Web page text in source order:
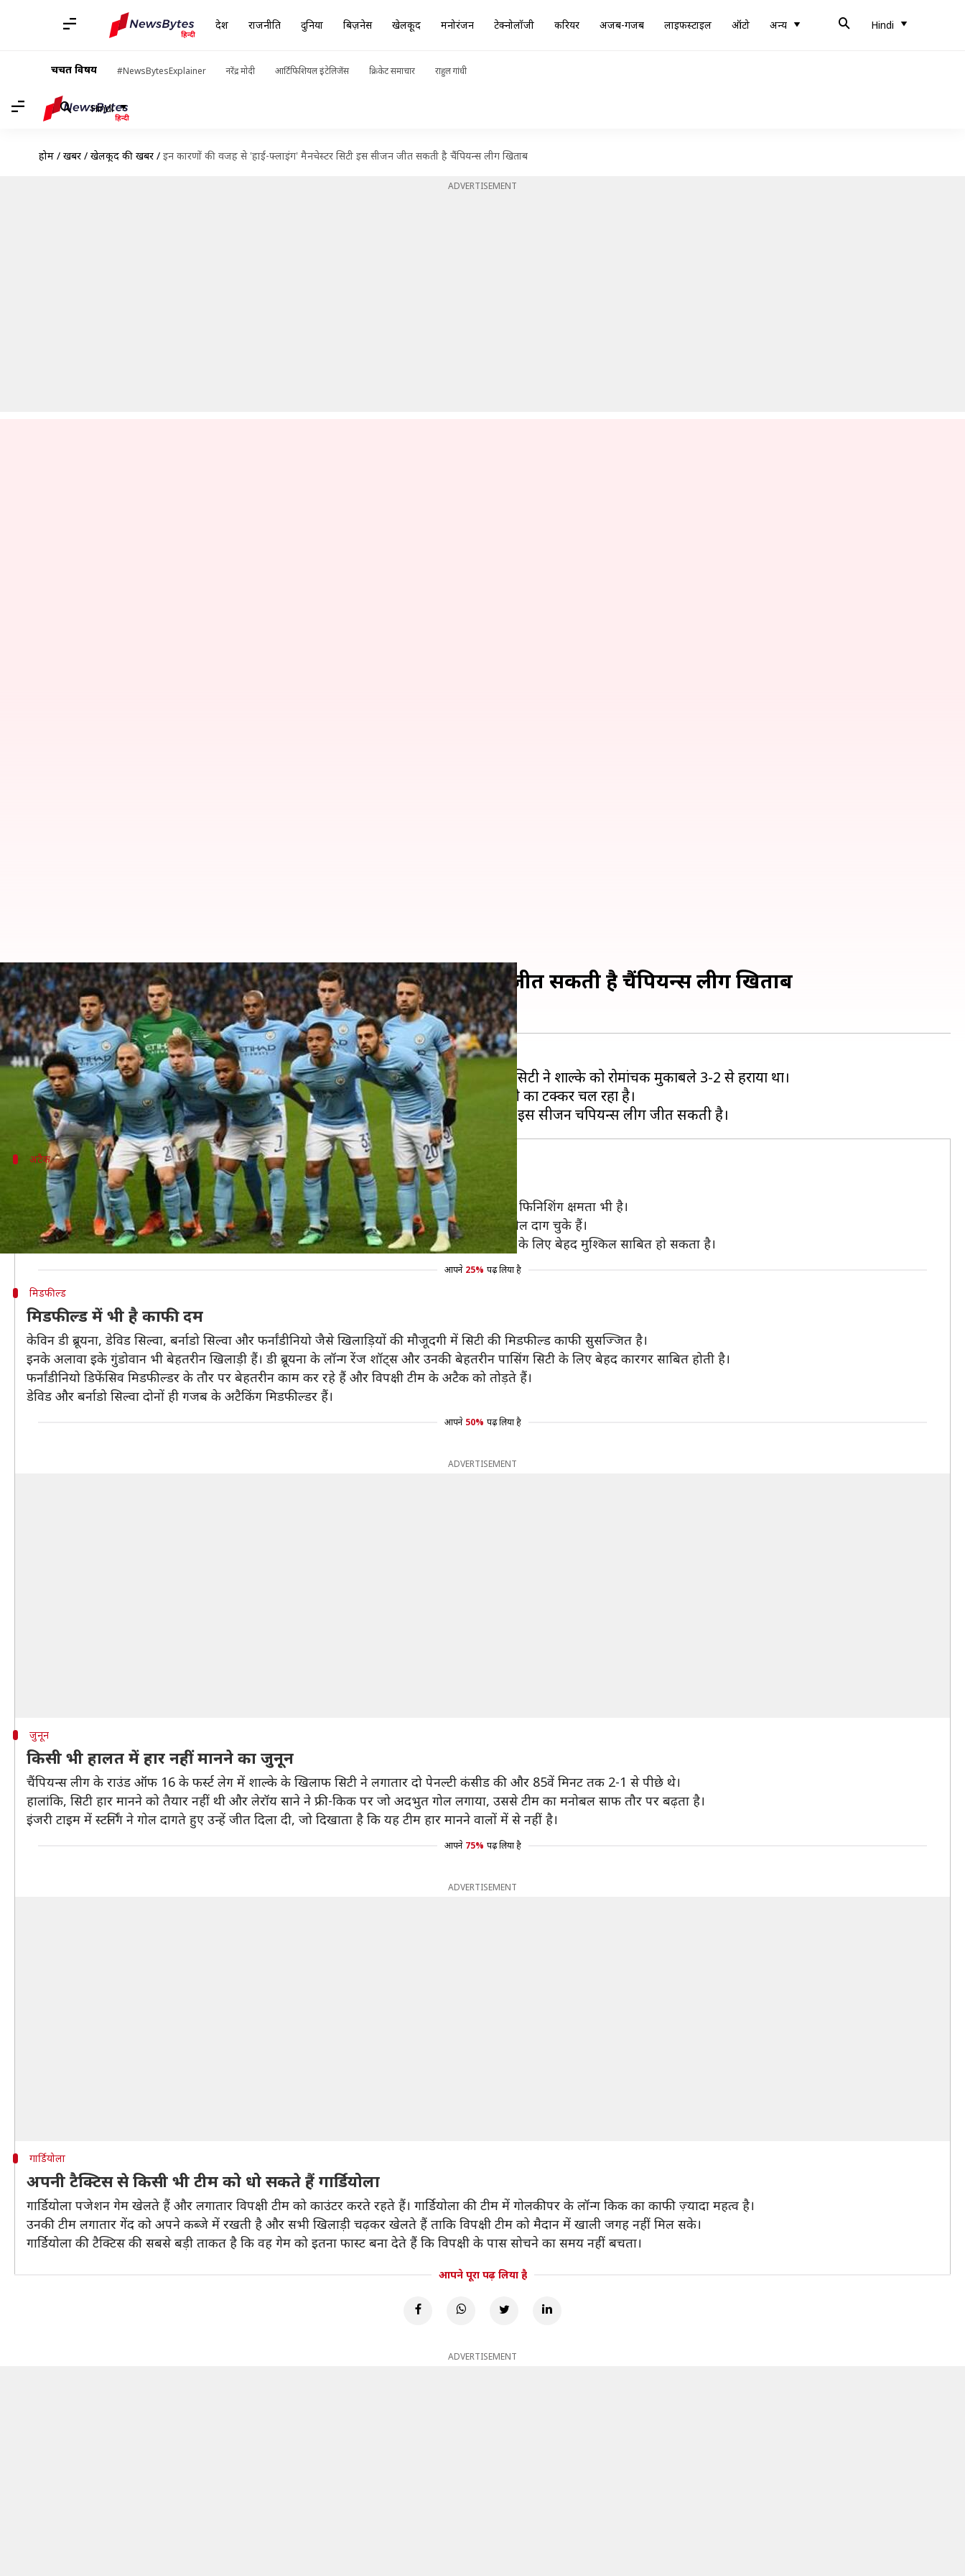
देश राजनीति दुनिया बिज़नेस खेलकूद मनोरंजन टेक्नोलॉजी करियर अजब-गजब लाइफस्टाइल ऑटो अन्य Hindi
चर्चित विषय #NewsBytesExplainer नरेंद्र मोदी आर्टिफिशियल इंटेलिजेंस क्रिकेट समाचार राहुल गांधी
Hindi
होम / खबरें / खेलकूद की खबरें / इन कारणों की वजह से 'हाई-फ्लाइंग' मैनचेस्टर सिटी इस सीजन जीत सकती है चैंपियन्स लीग खिताब
ADVERTISEMENT
इन कारणों की वजह से 'हाई-फ्लाइंग' मैनचेस्टर सिटी इस सीजन जीत सकती है चैंपियन्स लीग खिताब
लेखन Neeraj Pandey Feb 23, 2019 05:02 pm
क्या है खबर?
चैंपियन्स लीगके राउंड ऑफ 16 के पहले लेग के मुकाबले खेले जा चुके हैं। पहले लेग में मैनचेस्टर सिटी ने शाल्के को रोमांचक मुकाबले 3-2 से हराया था।
सिटी पिछले सीजन प्रीमियर लीग चैंपियन थी और इस सीजन उनके और लिवरपूल में लगभग बराबरी का टक्कर चल रहा है।
अटैक
शानदार अटैकिंग फुटबॉल खेल रही है सिटी
सिटी के पास लेरॉय साने और रहीम स्टर्लिंग जैसे तेज खिलाड़ी हैं जिनके पास गजब की स्किल और बेहतरीन फिनिशिंग क्षमता भी है।
सर्जियो अगुएरो के बारे में तो जो भी कहा जाए वो कम है। अगुएरो इस सीजन चैंपियन्स लीग में सात अवे गोल दाग चुके हैं।
कोच पेप गार्डियोला की टीम हाइ प्रेसिंग गेम खेलती है और काउंटर अटैक पर उन्हें रोक पाना किसी भी टीम के लिए बेहद मुश्किल साबित हो सकता है।
आपने 25% पढ़ लिया है
मिडफील्ड
मिडफील्ड में भी है काफी दम
केविन डी ब्रूयना, डेविड सिल्वा, बर्नाडो सिल्वा और फर्नांडीनियो जैसे खिलाड़ियों की मौजूदगी में सिटी की मिडफील्ड काफी सुसज्जित है।
इनके अलावा इके गुंडोवान भी बेहतरीन खिलाड़ी हैं। डी ब्रूयना के लॉन्ग रेंज शॉट्स और उनकी बेहतरीन पासिंग सिटी के लिए बेहद कारगर साबित होती है।
फर्नांडीनियो डिफेंसिव मिडफील्डर के तौर पर बेहतरीन काम कर रहे हैं और विपक्षी टीम के अटैक को तोड़ते हैं।
डेविड और बर्नाडो सिल्वा दोनों ही गजब के अटैकिंग मिडफील्डर हैं।
आपने 50% पढ़ लिया है
ADVERTISEMENT
जुनून
किसी भी हालत में हार नहीं मानने का जुनून
चैंपियन्स लीग के राउंड ऑफ 16 के फर्स्ट लेग में शाल्के के खिलाफ सिटी ने लगातार दो पेनल्टी कंसीड की और 85वें मिनट तक 2-1 से पीछे थे।
हालांकि, सिटी हार मानने को तैयार नहीं थी और लेरॉय साने ने फ्री-किक पर जो अदभुत गोल लगाया, उससे टीम का मनोबल साफ तौर पर बढ़ता है।
इंजरी टाइम में स्टर्लिंग ने गोल दागते हुए उन्हें जीत दिला दी, जो दिखाता है कि यह टीम हार मानने वालों में से नहीं है।
आपने 75% पढ़ लिया है
ADVERTISEMENT
गार्डियोला
अपनी टैक्टिस से किसी भी टीम को धो सकते हैं गार्डियोला
गार्डियोला पजेशन गेम खेलते हैं और लगातार विपक्षी टीम को काउंटर करते रहते हैं। गार्डियोला की टीम में गोलकीपर के लॉन्ग किक का काफी ज़्यादा महत्व है।
उनकी टीम लगातार गेंद को अपने कब्जे में रखती है और सभी खिलाड़ी चढ़कर खेलते हैं ताकि विपक्षी टीम को मैदान में खाली जगह नहीं मिल सके।
गार्डियोला की टैक्टिस की सबसे बड़ी ताकत है कि वह गेम को इतना फास्ट बना देते हैं कि विपक्षी के पास सोचने का समय नहीं बचता।
आपने पूरा पढ़ लिया है
ADVERTISEMENT